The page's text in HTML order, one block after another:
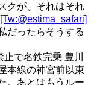
クが、それはそれ
[Tw:@estima_safari]
だったらそうする
で名鉄完乗 豊川
本線の神宮前以東
。あとはもうルー